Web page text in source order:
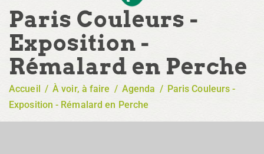
Paris Couleurs -
Exposition -
Rémalard en Perche
Accueil / À voir, à faire / Agenda / Paris Couleurs -
Exposition - Rémalard en Perche